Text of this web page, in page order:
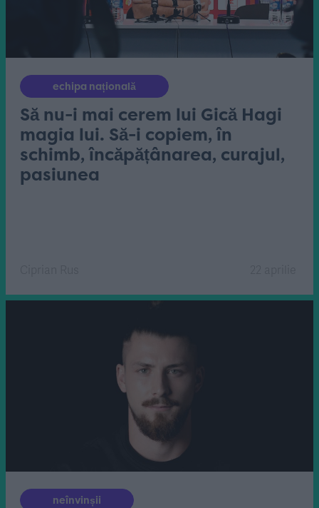
echipa națională
Să nu-i mai cerem lui Gică Hagi
magia lui. Să-i copiem, în
schimb, încăpățânarea, curajul,
pasiunea
neînvinșii